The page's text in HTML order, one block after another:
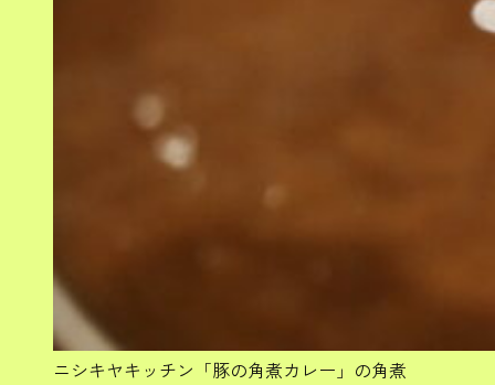
ニシキヤキッチン「豚の角煮カレー」の角煮